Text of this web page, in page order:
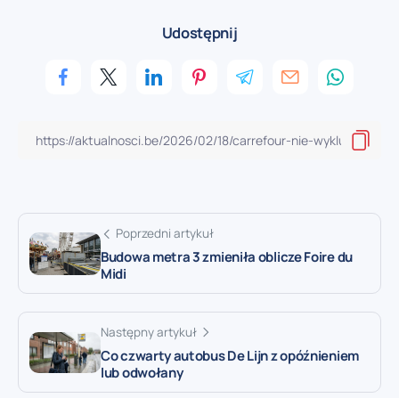
Udostępnij
Poprzedni artykuł
Budowa metra 3 zmieniła oblicze Foire du
Midi
Następny artykuł
Co czwarty autobus De Lijn z opóźnieniem
lub odwołany